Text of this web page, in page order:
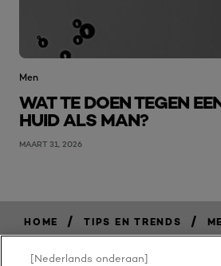
Men
WAT TE DOEN TEGEN
HUID ALS MAN?
MAART 31, 2026
HOME / TIPS EN TRENDS /
[Nederlands onderaan]